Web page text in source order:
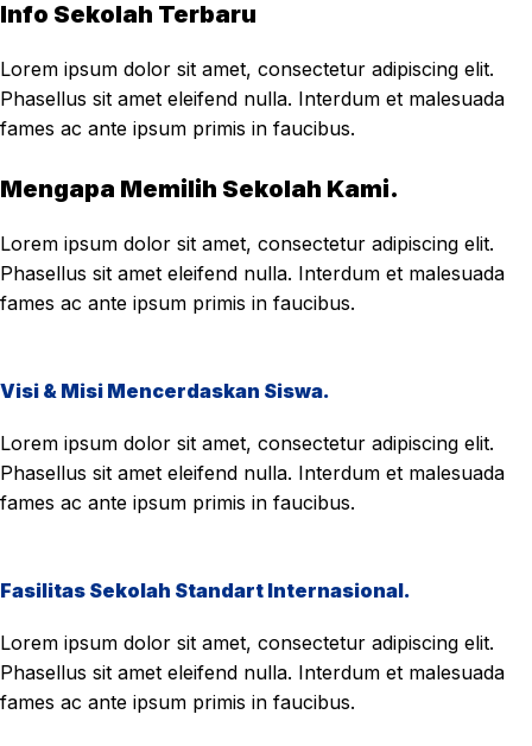
Info Sekolah Terbaru
Lorem ipsum dolor sit amet, consectetur adipiscing elit.
Phasellus sit amet eleifend nulla. Interdum et malesuada
fames ac ante ipsum primis in faucibus.
Mengapa Memilih Sekolah Kami.
Lorem ipsum dolor sit amet, consectetur adipiscing elit.
Phasellus sit amet eleifend nulla. Interdum et malesuada
fames ac ante ipsum primis in faucibus.
Visi & Misi Mencerdaskan Siswa.
Lorem ipsum dolor sit amet, consectetur adipiscing elit.
Phasellus sit amet eleifend nulla. Interdum et malesuada
fames ac ante ipsum primis in faucibus.
Fasilitas Sekolah Standart Internasional.
Lorem ipsum dolor sit amet, consectetur adipiscing elit.
Phasellus sit amet eleifend nulla. Interdum et malesuada
fames ac ante ipsum primis in faucibus.